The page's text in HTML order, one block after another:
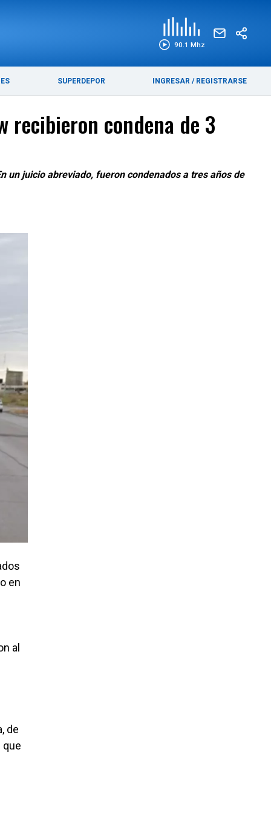
90.1 Mhz
SUPERDEPOR INGRESAR / REGISTRARSE
recibieron condena de 3
un juicio abreviado, fueron condenados a tres años de
en
al
de
que